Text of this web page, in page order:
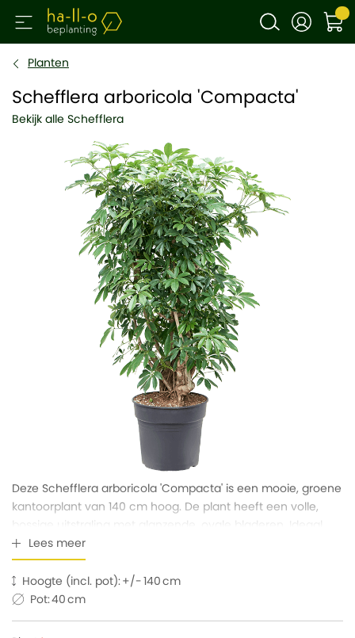
Planten
Schefflera arboricola 'Compacta'
Bekijk alle Schefflera
Hoogte (incl. pot):
140
Pot:40
Deze Schefflera arboricola 'Compacta' is een mooie, groene
kantoorplant van 140 cm hoog. De plant heeft een volle,
voor een frisse sfeer in je kantoor.
Lees meer